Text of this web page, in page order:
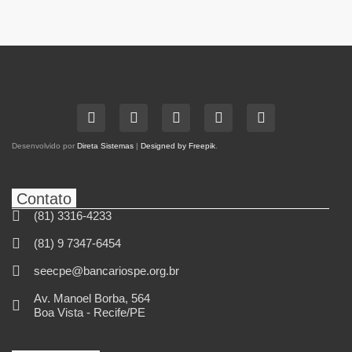
Desenvolvido por Direta Sistemas | Designed by Freepik
Contato
(81) 3316-4233
(81) 9 7347-6454
seecpe@bancariospe.org.br
Av. Manoel Borba, 564
Boa Vista - Recife/PE